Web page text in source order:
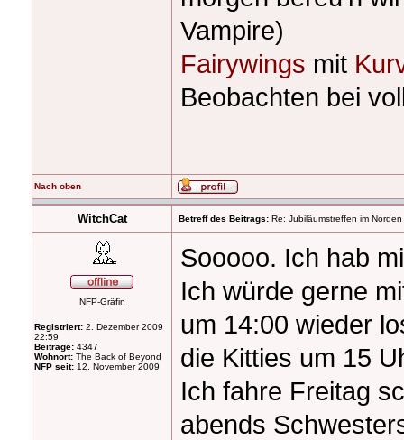
Vampire)
Fairywings mit
Beobachten bei
Nach oben
WitchCat Betreff des Beitrags: Re: Jubiläumstreffen im Norden
NFP-Gräfin
Registriert: 2. Dezember 2009
22:59
Beiträge: 4347
Wohnort: The Back of Beyond
NFP seit: 12. November 2009
Sooooo. Ich hab
Ich würde gerne
um 14:00 wieder
die Kitties um 15
Ich fahre Freitag
abends